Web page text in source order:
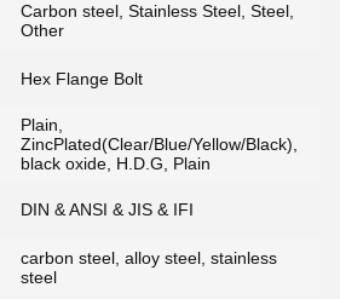
Carbon steel, Stainless Steel, Steel,
Other
Hex Flange Bolt
Plain,
ZincPlated(Clear/Blue/Yellow/Black),
black oxide, H.D.G, Plain
DIN & ANSI & JIS & IFI
carbon steel, alloy steel, stainless
steel